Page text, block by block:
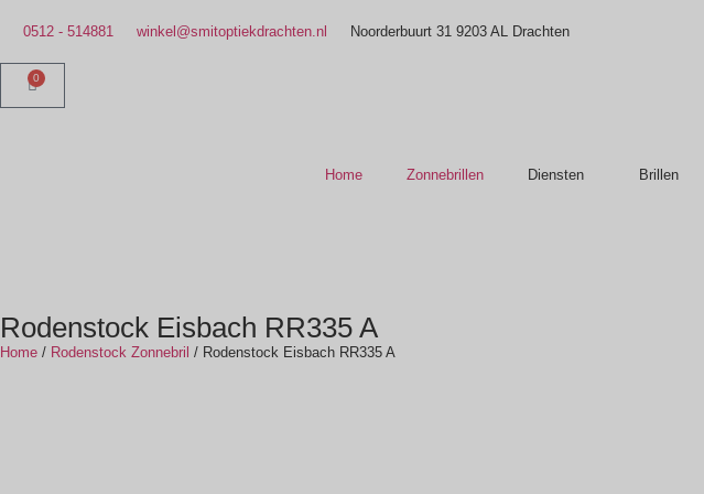
0512 - 514881 winkel@smitoptiekdrachten.nl Noorderbuurt 31 9203 AL Drachten
0
Home Zonnebrillen Diensten Brillen
Rodenstock Eisbach RR335 A
Home / Rodenstock Zonnebril / Rodenstock Eisbach RR335 A